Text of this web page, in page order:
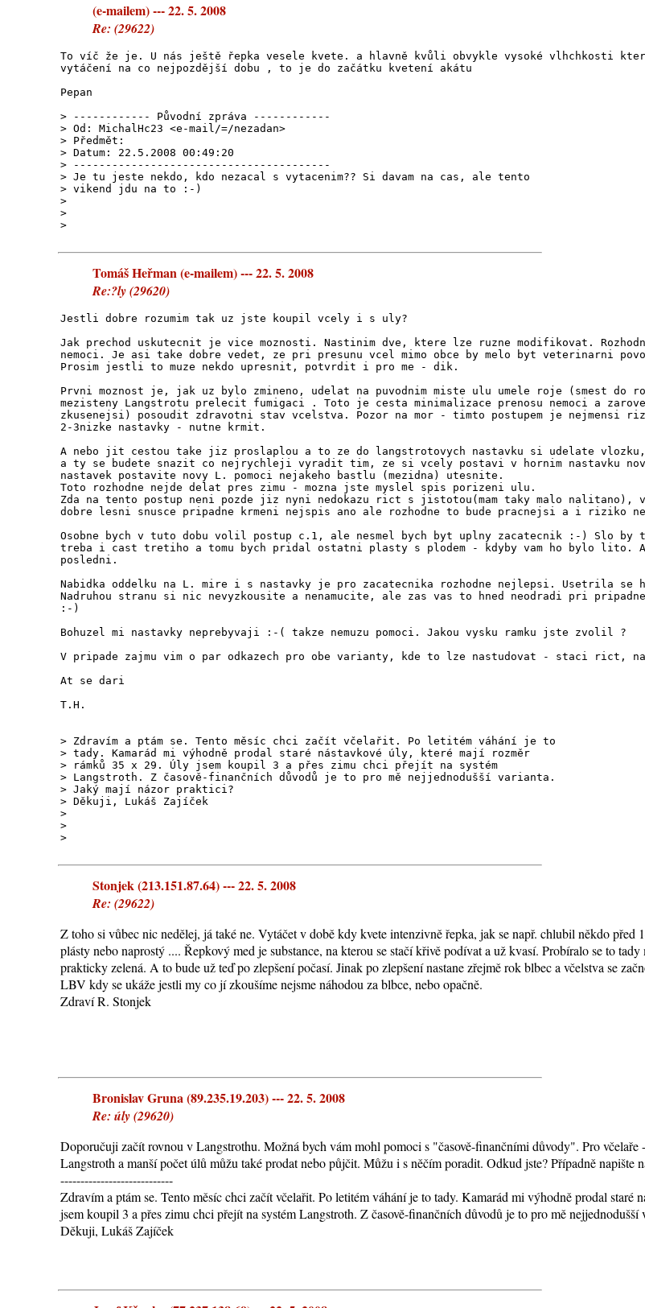
(e-mailem) --- 22. 5. 2008
Re: (29622)
To víč že je. U nás ještě řepka vesele kvete. a hlavně kvůli obvykle vysoké vlhchkosti
vytáčení na co nejpozdější dobu , to je do začátku kvetení akátu
Pepan
> ------------ Původní zpráva ------------
> Od: MichalHc23 <e-mail/=/nezadan>
> Předmět:
> Datum: 22.5.2008 00:49:20
> ----------------------------------------
> Je tu jeste nekdo, kdo nezacal s vytacenim?? Si davam na cas, ale tento
> vikend jdu na to :-)
>
>
>
Tomáš Heřman (e-mailem) --- 22. 5. 2008
Re:?ly (29620)
Jestli dobre rozumim tak uz jste koupil vcely i s uly?
Jak prechod uskutecnit je vice moznosti. Nastinim dve, ktere lze ruzne modifikovat.
nemoci. Je asi take dobre vedet, ze pri presunu vcel mimo obce by melo byt veterinarni
Prosim jestli to muze nekdo upresnit, potvrdit i pro me - dik.
Prvni moznost je, jak uz bylo zmineno, udelat na puvodnim miste ulu umele roje (smest do
mezisteny Langstrotu prelecit fumigaci . Toto je cesta minimalizace prenosu nemoci a
zkusenejsi) posoudit zdravotni stav vcelstva. Pozor na mor - timto postupem je nejmensi
2-3nizke nastavky - nutne krmit.
A nebo jit cestou take jiz proslaplou a to ze do langstrotovych nastavku si udelate
a ty se budete snazit co nejrychleji vyradit tim, ze si vcely postavi v hornim nastavku
nastavek postavite novy L. pomoci nejakeho bastlu (mezidna) utesnite.
Toto rozhodne nejde delat pres zimu - mozna jste myslel spis porizeni ulu.
Zda na tento postup neni pozde jiz nyni nedokazu rict s jistotou(mam taky malo nalitano),
dobre lesni snusce pripadne krmeni nejspis ano ale rozhodne to bude pracnejsi a i riziko
Osobne bych v tuto dobu volil postup c.1, ale nesmel bych byt uplny zacatecnik :-) Slo
treba i cast tretiho a tomu bych pridal ostatni plasty s plodem - kdyby vam ho bylo lito.
posledni.
Nabidka oddelku na L. mire i s nastavky je pro zacatecnika rozhodne nejlepsi. Usetrila se
Nadruhou stranu si nic nevyzkousite a nenamucite, ale zas vas to hned neodradi pri
:-)
Bohuzel mi nastavky neprebyvaji :-( takze nemuzu pomoci. Jakou vysku ramku jste zvolil ?
V pripade zajmu vim o par odkazech pro obe varianty, kde to lze nastudovat - staci rict,
At se dari
T.H.
> Zdravím a ptám se. Tento měsíc chci začít včelařit. Po letitém váhání je to
> tady. Kamarád mi výhodně prodal staré nástavkové úly, které mají rozměr
> rámků 35 x 29. Úly jsem koupil 3 a přes zimu chci přejít na systém
> Langstroth. Z časově-finančních důvodů je to pro mě nejjednodušší varianta.
> Jaký mají názor praktici?
> Děkuji, Lukáš Zajíček
>
>
>
Stonjek (213.151.87.64) --- 22. 5. 2008
Re: (29622)
Z toho si vůbec nic nedělej, já také ne. Vytáčet v době kdy kvete intenzivně řepka, jak se např. chlubil někdo před
plásty nebo naprostý .... Řepkový med je substance, na kterou se stačí křivě podívat a už kvasí. Probíralo se to
prakticky zelená. A to bude už teď po zlepšení počasí. Jinak po zlepšení nastane zřejmě rok blbec a včelstva se
LBV kdy se ukáže jestli my co jí zkoušíme nejsme náhodou za blbce, nebo opačně.
Zdraví R. Stonjek
Bronislav Gruna (89.235.19.203) --- 22. 5. 2008
Re: úly (29620)
Doporučuji začít rovnou v Langstrothu. Možná bych vám mohl pomoci s "časově-finančními důvody". Pro včelaře
Langstroth a manší počet úlů můžu také prodat nebo půjčit. Můžu i s něčím poradit. Odkud jste? Případně napište
----------------------------
Zdravím a ptám se. Tento měsíc chci začít včelařit. Po letitém váhání je to tady. Kamarád mi výhodně prodal
jsem koupil 3 a přes zimu chci přejít na systém Langstroth. Z časově-finančních důvodů je to pro mě
Děkuji, Lukáš Zajíček